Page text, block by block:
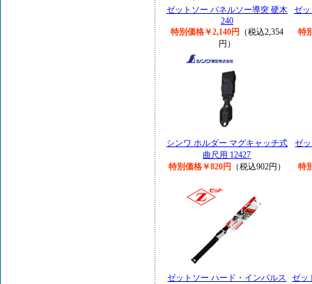
ゼットソー パネルソー導突 硬木
240
特別価格￥2,140円
（税込2,354
円）
ゼ
特
シンワ ホルダー マグキャッチ式
曲尺用 12427
特別価格￥820円
（税込902円）
ゼ
特
ゼットソー ハード・インパルス
ゼッ